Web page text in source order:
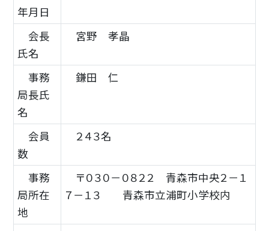
年月日
会長
氏名
宮野 孝晶
事務
局長氏
名
鎌田 仁
会員
数
２４３名
事務
局所在
地
〒０３０－０８２２ 青森市中央２－１
７－１３ 青森市立浦町小学校内